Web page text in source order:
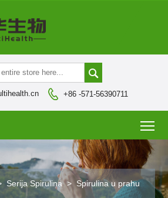

 +86 -571-56390711
Serija Spirulina > Spirulina u prahu